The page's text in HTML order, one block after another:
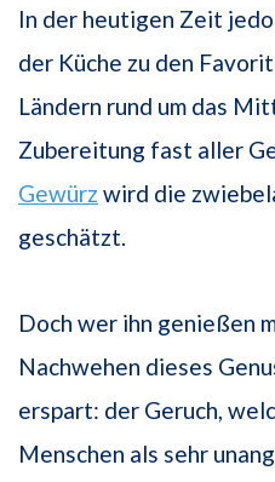
In der heutigen Zeit
der Küche zu den
Ländern rund um das
Zubereitung fast aller
Gewürz wird die
geschätzt.
Doch wer ihn genießen
Nachwehen dieses
erspart: der Geruch,
Menschen als sehr